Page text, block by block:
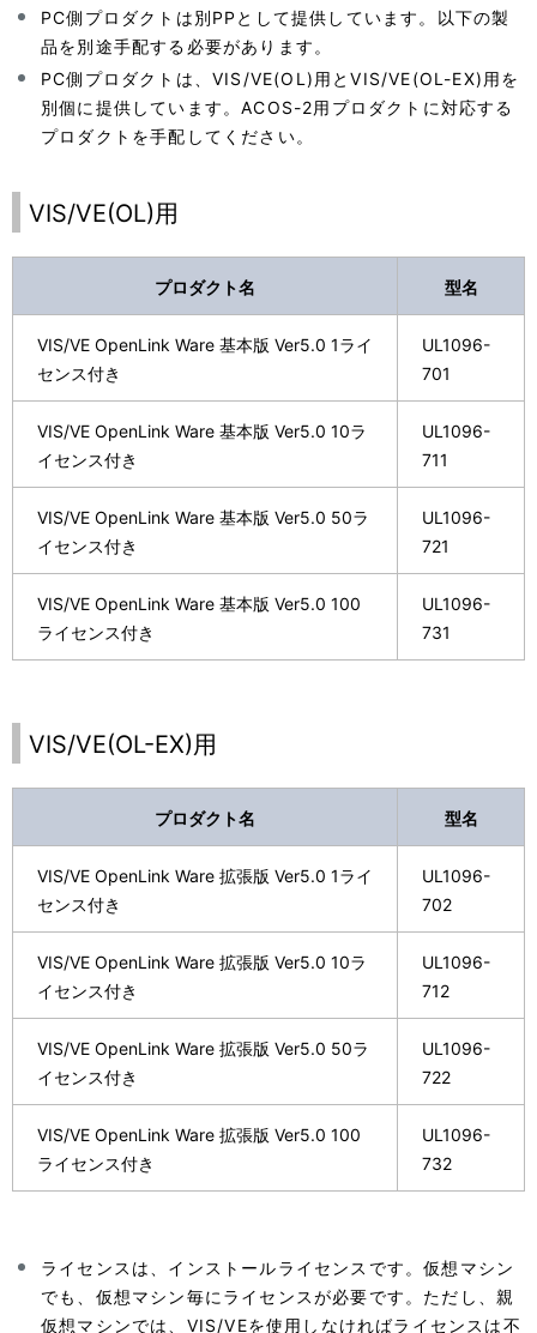
PC側プロダクトは別PPとして提供しています。以下の製
品を別途手配する必要があります。
PC側プロダクトは、VIS/VE(OL)用とVIS/VE(OL-EX)用を
別個に提供しています。ACOS-2用プロダクトに対応する
プロダクトを手配してください。
VIS/VE(OL)用
プロダクト名 型名
VIS/VE OpenLink Ware 基本版 Ver5.0 1ライ
センス付き
UL1096-
701
VIS/VE OpenLink Ware 基本版 Ver5.0 10ラ
イセンス付き
UL1096-
711
VIS/VE OpenLink Ware 基本版 Ver5.0 50ラ
イセンス付き
UL1096-
721
VIS/VE OpenLink Ware 基本版 Ver5.0 100
ライセンス付き
UL1096-
731
VIS/VE(OL-EX)用
プロダクト名 型名
VIS/VE OpenLink Ware 拡張版 Ver5.0 1ライ
センス付き
UL1096-
702
VIS/VE OpenLink Ware 拡張版 Ver5.0 10ラ
イセンス付き
UL1096-
712
VIS/VE OpenLink Ware 拡張版 Ver5.0 50ラ
イセンス付き
UL1096-
722
VIS/VE OpenLink Ware 拡張版 Ver5.0 100
ライセンス付き
UL1096-
732
ライセンスは、インストールライセンスです。仮想マシン
でも、仮想マシン毎にライセンスが必要です。ただし、親
仮想マシンでは、VIS/VEを使用しなければライセンスは不